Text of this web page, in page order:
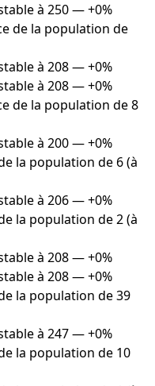
à 250 — +0%
de la population de
à 208 — +0%
à 208 — +0%
de la population de 8
à 200 — +0%
la population de 6 (à
à 206 — +0%
la population de 2 (à
à 208 — +0%
à 208 — +0%
la population de 39
à 247 — +0%
la population de 10